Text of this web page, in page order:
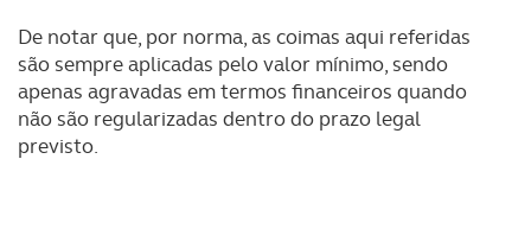
De notar que, por norma, as coimas aqui referidas
são sempre aplicadas pelo valor mínimo, sendo
apenas agravadas em termos financeiros quando
não são regularizadas dentro do prazo legal
previsto.